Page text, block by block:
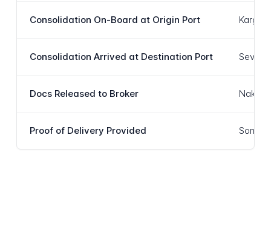
Consolidation On-Board at Origin Port Kargo
Consolidation Arrived at Destination Port
Docs Released to Broker
Proof of Delivery Provided Son